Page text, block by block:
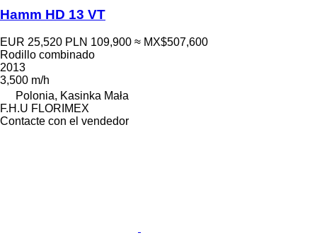
Hamm HD 13 VT
EUR 25,520 PLN 109,900 ≈ MX$507,600
Rodillo combinado
2013
3,500 m/h
Polonia, Kasinka Mała
F.H.U FLORIMEX
Contacte con el vendedor